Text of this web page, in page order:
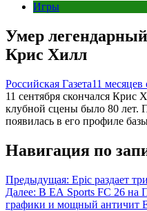
Игры
Умер
Крис Хилл
Российская Газета11 месяцев
11 сентября скончался Крис
клубной сцены было 80 лет.
появилась в его профиле
Навигация по
Предыдущая: Epic раздает
Далее: В EA Sports FC 26 на
графики и мощный античит